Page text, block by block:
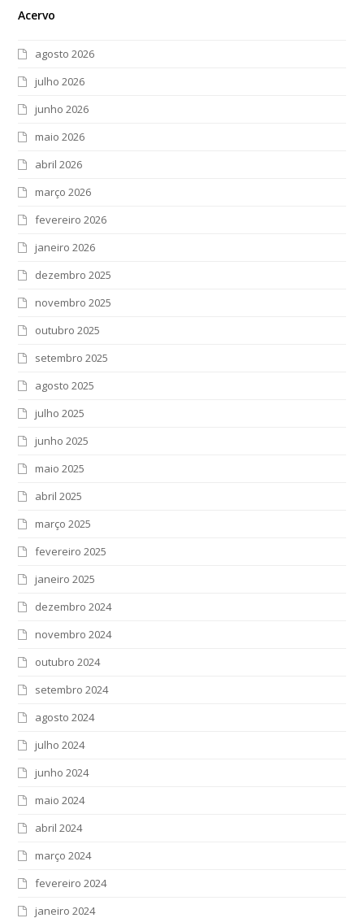
Acervo
agosto 2026
julho 2026
junho 2026
maio 2026
abril 2026
março 2026
fevereiro 2026
janeiro 2026
dezembro 2025
novembro 2025
outubro 2025
setembro 2025
agosto 2025
julho 2025
junho 2025
maio 2025
abril 2025
março 2025
fevereiro 2025
janeiro 2025
dezembro 2024
novembro 2024
outubro 2024
setembro 2024
agosto 2024
julho 2024
junho 2024
maio 2024
abril 2024
março 2024
fevereiro 2024
janeiro 2024